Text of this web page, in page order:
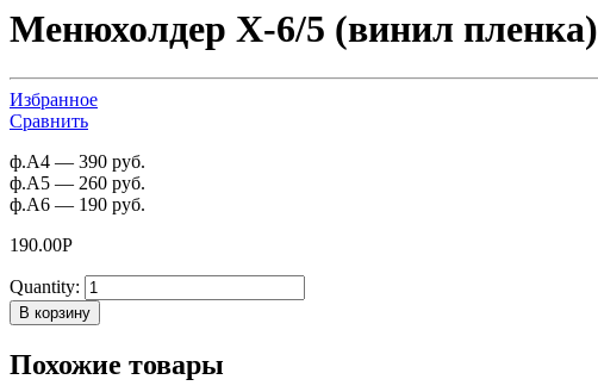
Менюхолдер Х-6/5 (винил пленка)
Избранное
Сравнить
ф.А4 — 390 руб.
ф.А5 — 260 руб.
ф.А6 — 190 руб.
190.00Р
Quantity:
В корзину
Похожие товары